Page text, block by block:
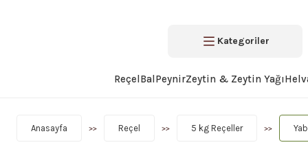
Kategoriler
ReçelBalPeynirZeytin & Zeytin Yağı
Anasayfa Reçel 5 kg Reçeller